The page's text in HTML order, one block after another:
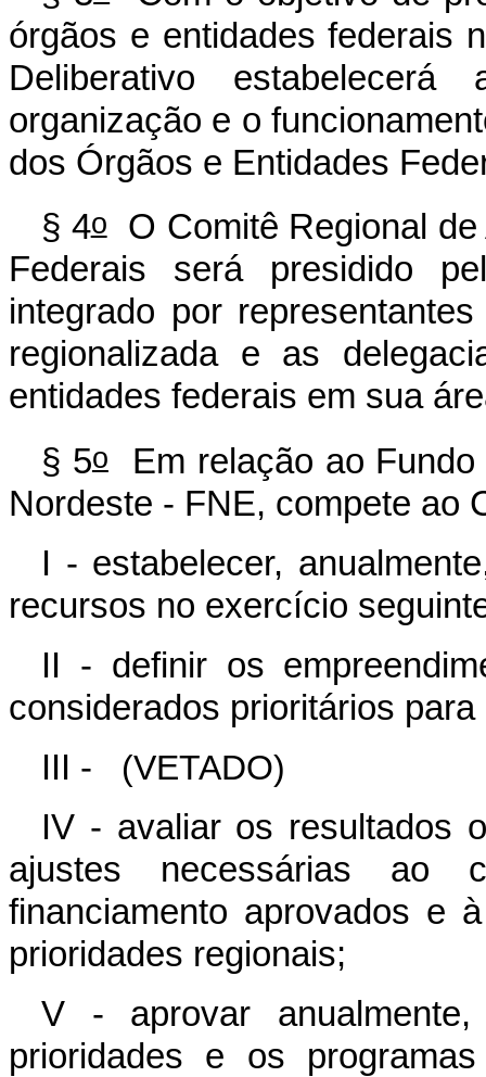
órgãos e entidades federais
Deliberativo
organização e o
dos Órgãos e Entidades
§ 4oO Comitê Regional de
Federais será presidido
integrado por
regionalizada e as
entidades federais em sua
§ 5oEm relação ao Fundo
Nordeste - FNE, compete ao
I - estabelecer,
recursos no exercício
II - definir os
considerados prioritários
III -
(VETADO)
IV - avaliar os resultados
ajustes necessárias ao
financiamento aprovados e
prioridades regionais;
V - aprovar
prioridades e os